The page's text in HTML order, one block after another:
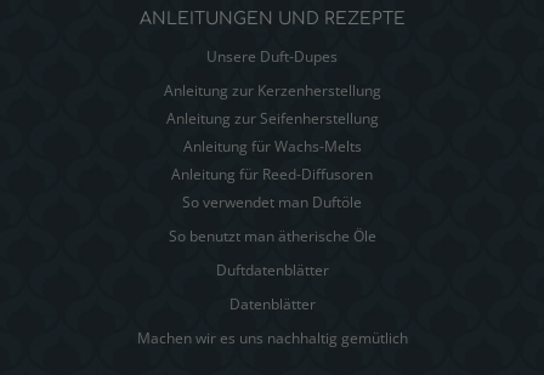
ANLEITUNGEN UND REZEPTE
Unsere Duft-Dupes
Anleitung zur Kerzenherstellung
Anleitung zur Seifenherstellung
Anleitung für Wachs-Melts
Anleitung für Reed-Diffusoren
So verwendet man Duftöle
So benutzt man ätherische Öle
Duftdatenblätter
Datenblätter
Machen wir es uns nachhaltig gemütlich